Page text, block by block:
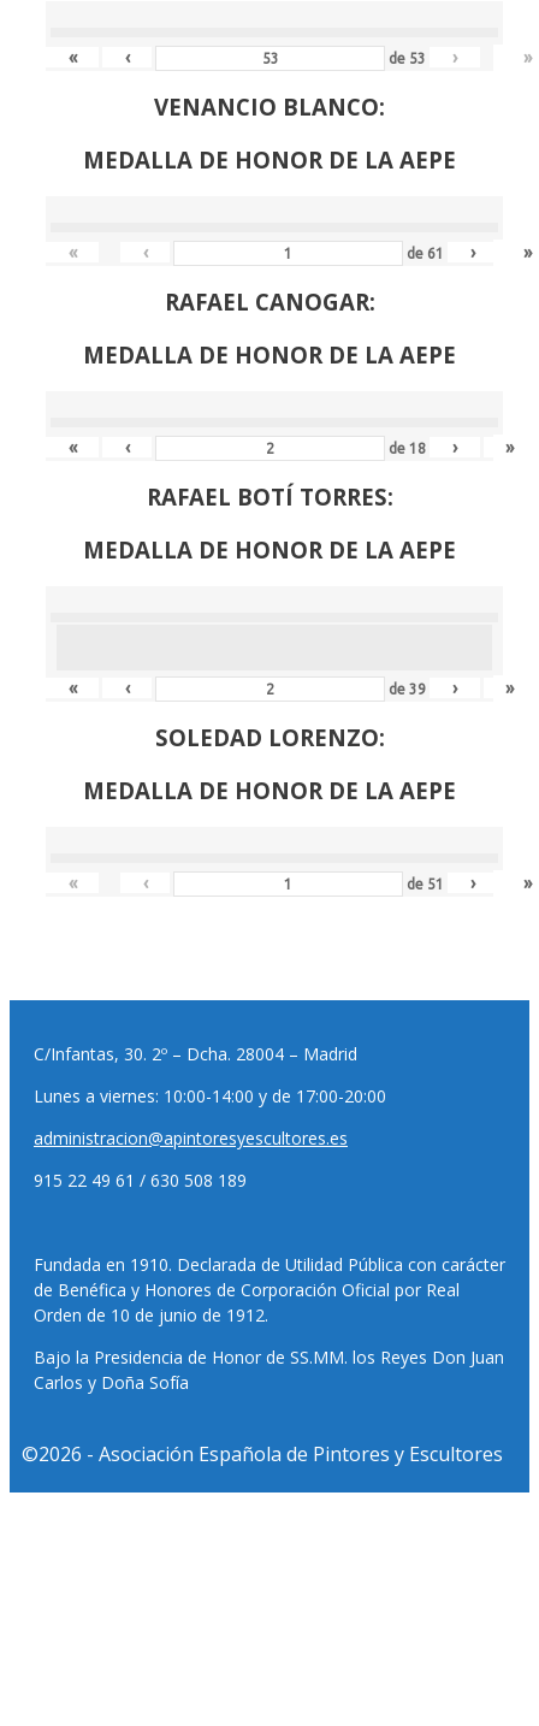
« ‹ de 53 › »
VENANCIO BLANCO:
MEDALLA DE HONOR DE LA AEPE
« ‹ de 61 › »
RAFAEL CANOGAR:
MEDALLA DE HONOR DE LA AEPE
« ‹ de18 › »
RAFAEL BOTÍ TORRES:
MEDALLA DE HONOR DE LA AEPE
« ‹ de39 › »
SOLEDAD LORENZO:
MEDALLA DE HONOR DE LA AEPE
« ‹ de 51 › »
C/Infantas, 30. 2º – Dcha. 28004 – Madrid
Lunes a viernes: 10:00-14:00 y de 17:00-20:00
administracion@apintoresyescultores.es
915 22 49 61 / 630 508 189
Fundada en 1910. Declarada de Utilidad Pública con carácter
de Benéfica y Honores de Corporación Oficial por Real
Orden de 10 de junio de 1912.
Bajo la Presidencia de Honor de SS.MM. los Reyes Don Juan
Carlos y Doña Sofía
©2026 - Asociación Española de Pintores y Escultores